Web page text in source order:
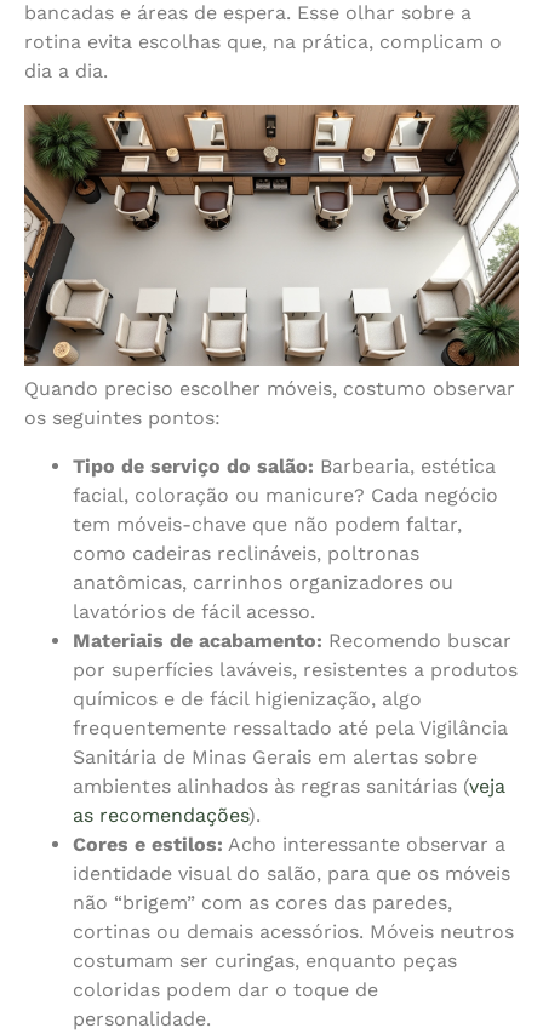
bancadas e áreas de espera. Esse olhar sobre a
rotina evita escolhas que, na prática, complicam o
dia a dia.
Quando preciso escolher móveis, costumo observar
os seguintes pontos:
Tipo de serviço do salão: Barbearia, estética
facial, coloração ou manicure? Cada negócio
tem móveis-chave que não podem faltar,
como cadeiras reclináveis, poltronas
anatômicas, carrinhos organizadores ou
lavatórios de fácil acesso.
Materiais de acabamento: Recomendo buscar
por superfícies laváveis, resistentes a produtos
químicos e de fácil higienização, algo
frequentemente ressaltado até pela Vigilância
Sanitária de Minas Gerais em alertas sobre
ambientes alinhados às regras sanitárias (veja
as recomendações).
Cores e estilos: Acho interessante observar a
identidade visual do salão, para que os móveis
não “brigem” com as cores das paredes,
cortinas ou demais acessórios. Móveis neutros
costumam ser curingas, enquanto peças
coloridas podem dar o toque de
personalidade.